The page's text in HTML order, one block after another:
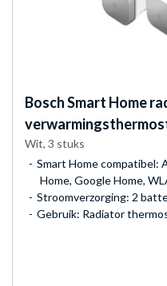
BoschSmart Home
Wit, 3 stuks
Smart Home compatibel:
Home, Google Home,
Stroomverzorging: 2
Gebruik: Radiator